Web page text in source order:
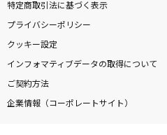
特定商取引法に基づく表示
プライバシーポリシー
クッキー設定
インフォマティブデータの取得について
ご契約方法
企業情報（コーポレートサイト）